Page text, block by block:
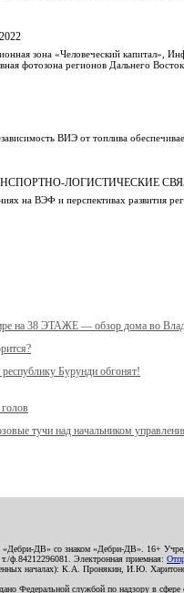
зона «Человеческий капитал»,
фотозона регионов Дальнего
ВИЭ от топлива
ЛОГИСТИЧЕСКИЕ
на ВЭФ и перспективах развития
на 38 ЭТАЖЕ — обзор дома во
республику Бурунди обгонят!
тучи над начальником
«Дебри-ДВ» со знаком «Дебри-ДВ».
ф.84212296081. Электронная приемная:
началах): К.А. Пронякин,
Федеральной службой по надзору в сфере